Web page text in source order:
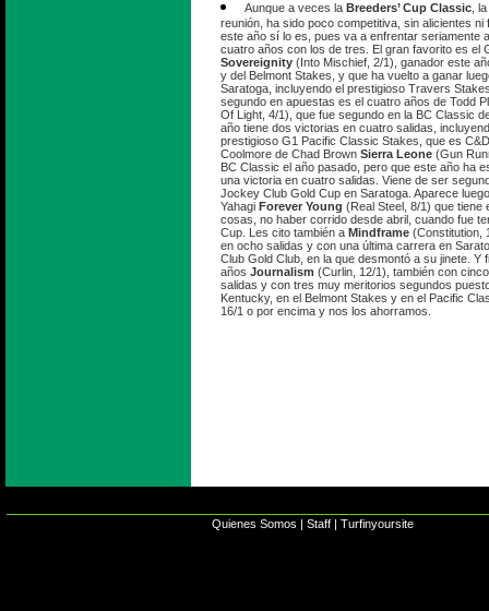
Aunque a veces la Breeders’ Cup Classic ,
reunión, ha sido poco competitiva, sin alicientes ni
este año sí lo es, pues va a enfrentar seriamente
cuatro años con los de tres. El gran favorito es el
Sovereignity (Into Mischief, 2/1), ganador este
y del Belmont Stakes, y que ha vuelto a ganar
Saratoga, incluyendo el prestigioso Travers
segundo en apuestas es el cuatro años de Todd
Of Light, 4/1), que fue segundo en la BC Classic
año tiene dos victorias en cuatro salidas,
prestigioso G1 Pacific Classic Stakes, que es
Coolmore de Chad Brown Sierra Leone (Gun
BC Classic el año pasado, pero que este año ha
una victoria en cuatro salidas. Viene de ser
Jockey Club Gold Cup en Saratoga. Aparece
Yahagi Forever Young (Real Steel, 8/1) que
cosas, no haber corrido desde abril, cuando fue
Cup. Les cito también a Mindframe (Constitution,
en ocho salidas y con una última carrera en
Club Gold Club, en la que desmontó a su jinete. Y
años Journalism (Curlin, 12/1), también con
salidas y con tres muy meritorios segundos
Kentucky, en el Belmont Stakes y en el Pacific
16/1 o por encima y nos los ahorramos.
Quienes Somos | Staff | Turfinyoursite